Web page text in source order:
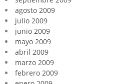
agosto 2009
julio 2009
junio 2009
mayo 2009
abril 2009
marzo 2009
febrero 2009